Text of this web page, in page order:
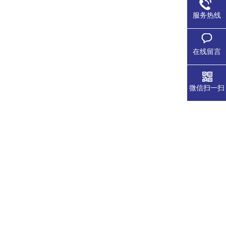
服务热线
在线留言
微信扫一扫